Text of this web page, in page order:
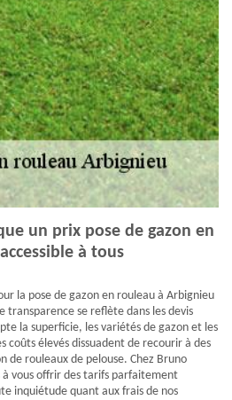
un prix pose de gazon en
à tous
la pose de gazon en rouleau à Arbignieu
transparence se reflète dans les devis
la superficie, les variétés de gazon et les
coûts élevés dissuadent de recourir à des
de rouleaux de pelouse. Chez Bruno
à vous offrir des tarifs parfaitement
inquiétude quant aux frais de nos